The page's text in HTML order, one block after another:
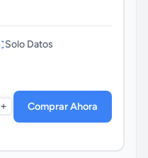
Solo Datos
+ Comprar Ahora